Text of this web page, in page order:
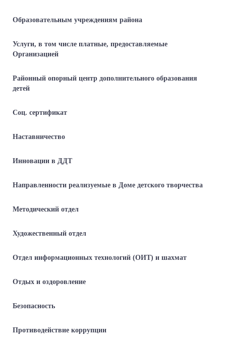
Образовательным учреждениям района
Услуги, в том числе платные, предоставляемые
Организацией
Районный опорный центр дополнительного образования
детей
Соц. сертификат
Наставничество
Инновации в ДДТ
Направленности реализуемые в Доме детского творчества
Методический отдел
Художественный отдел
Отдел информационных технологий (ОИТ) и шахмат
Отдых и оздоровление
Безопасность
Противодействие коррупции